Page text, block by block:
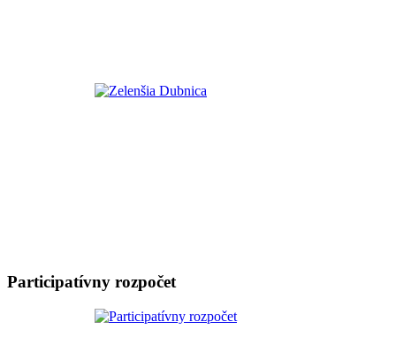
Participatívny rozpočet